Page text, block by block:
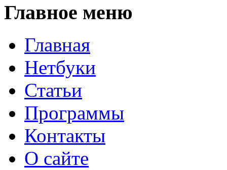
Главное меню
Главная
Нетбуки
Статьи
Программы
Контакты
О сайте